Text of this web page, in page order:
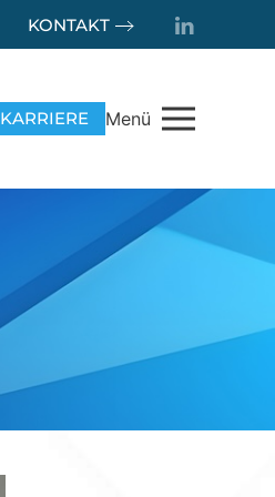
KONTAKT
KARRIERE Menü